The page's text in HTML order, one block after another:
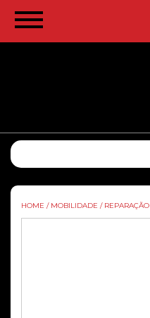
HOME / MOBILIDADE / REPARAÇÃO